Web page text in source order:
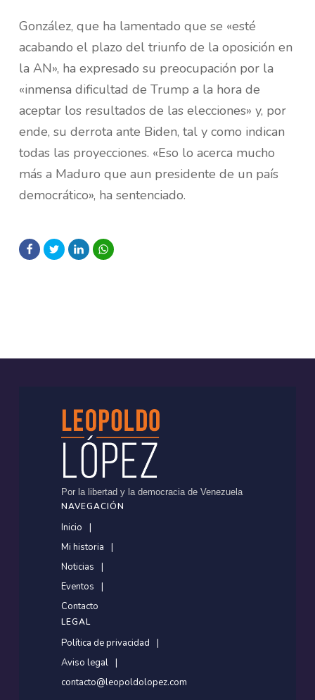
González, que ha lamentado que se «esté
acabando el plazo del triunfo de la oposición en
la AN», ha expresado su preocupación por la
«inmensa dificultad de Trump a la hora de
aceptar los resultados de las elecciones» y, por
ende, su derrota ante Biden, tal y como indican
todas las proyecciones. «Eso lo acerca mucho
más a Maduro que aun presidente de un país
democrático», ha sentenciado.
Por la libertad y la democracia de Venezuela
NAVEGACIÓN
Inicio
Mi historia
Noticias
Eventos
Contacto
LEGAL
Política de privacidad
Aviso legal
contacto@leopoldolopez.com